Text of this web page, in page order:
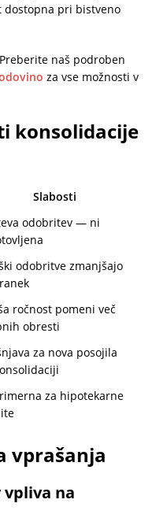
dostopna pri bistveno
naš podroben
za vse možnosti v
konsolidacije
Slabosti
odobritev — ni
odobritve zmanjšajo
ročnost pomeni več
obresti
za nova posojila
za hipotekarne
vprašanja
na